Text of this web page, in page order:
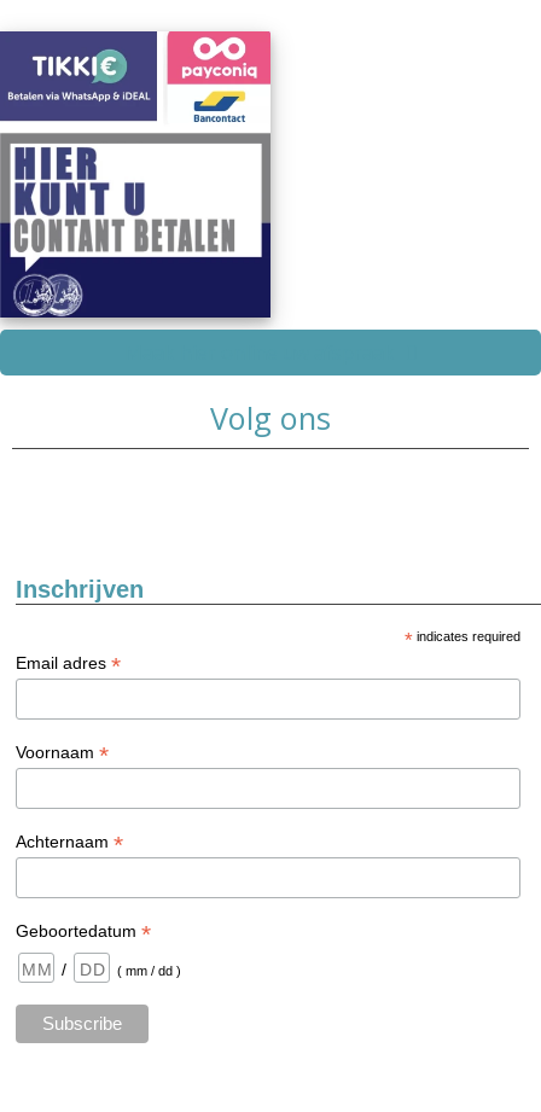
Volg ons
Inschrijven
*indicates required
Email adres*
Voornaam*
Achternaam*
Geboortedatum*
/ ( mm / dd )